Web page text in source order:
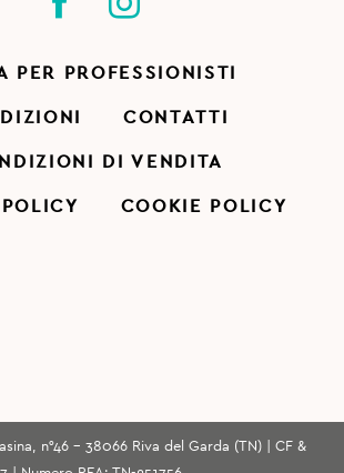
PER PROFESSIONISTI
CONTATTI
DI VENDITA
COOKIE POLICY
n°46 - 38066 Riva del Garda (TN) | CF &